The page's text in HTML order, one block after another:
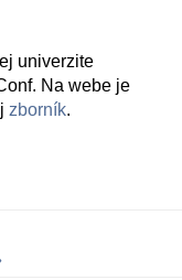
univerzite
Na webe je
zborník.